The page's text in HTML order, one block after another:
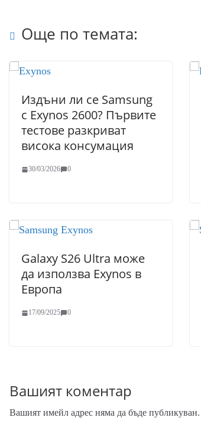
Още по темата:
Издъни ли се Samsung
с Exynos 2600? Първите
тестове разкриват
висока консумация
30/03/2026 0
Galaxy S26 Ultra може
да използва Exynos в
Европа
17/09/2025 0
Вашият коментар
Вашият имейл адрес няма да бъде публикуван.